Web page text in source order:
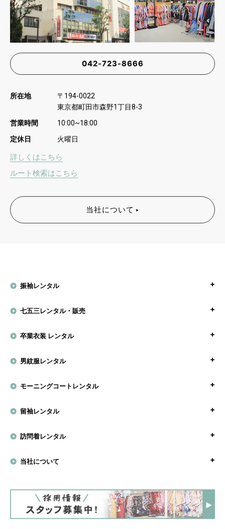
042-723-8666
所在地 〒 194-0022
東京都町田市森野1丁目8-3
営業時間 10:00~18:00
定休日 火曜日
詳しくはこちら
ルート検索はこちら
当社について
振袖レンタル
七五三レンタル・販売
卒業衣装 レンタル
男紋服レンタル
モーニングコートレンタル
留袖レンタル
訪問着レンタル
当社について